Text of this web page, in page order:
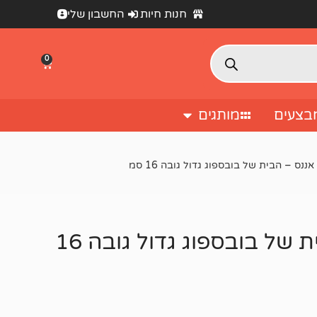
חנות חיות החשבון שלי
0
מותגים
– הבית של בובספוג גדול גובה 16 סמ
קישוט לאקווריום בית אננס – הבית של בובספוג גדול גובה 16